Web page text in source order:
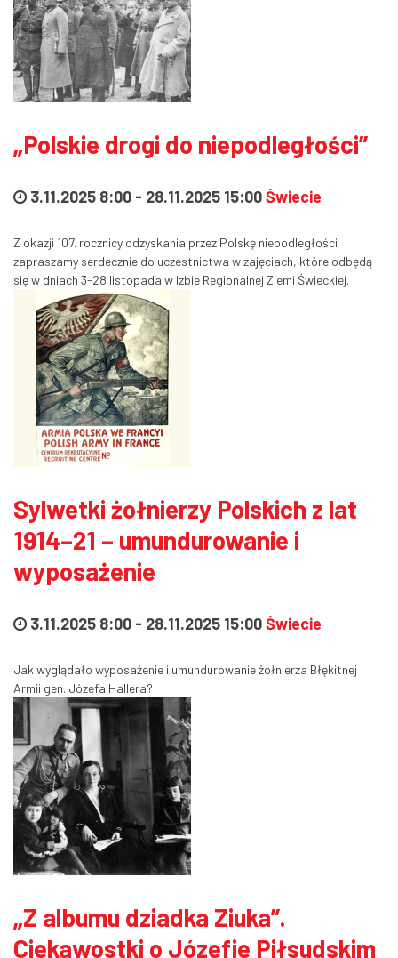
„Polskie drogi do niepodległości”
3.11.2025 8:00 - 28.11.2025 15:00Świecie
Z okazji 107. rocznicy odzyskania przez Polskę niepodległości
zapraszamy serdecznie do uczestnictwa w zajęciach, które odbędą
się w dniach 3-28 listopada w Izbie Regionalnej Ziemi Świeckiej.
Sylwetki żołnierzy Polskich z lat
1914–21 – umundurowanie i
wyposażenie
3.11.2025 8:00 - 28.11.2025 15:00Świecie
Jak wyglądało wyposażenie i umundurowanie żołnierza Błękitnej
Armii gen. Józefa Hallera?
„Z albumu dziadka Ziuka”.
Ciekawostki o Józefie Piłsudskim